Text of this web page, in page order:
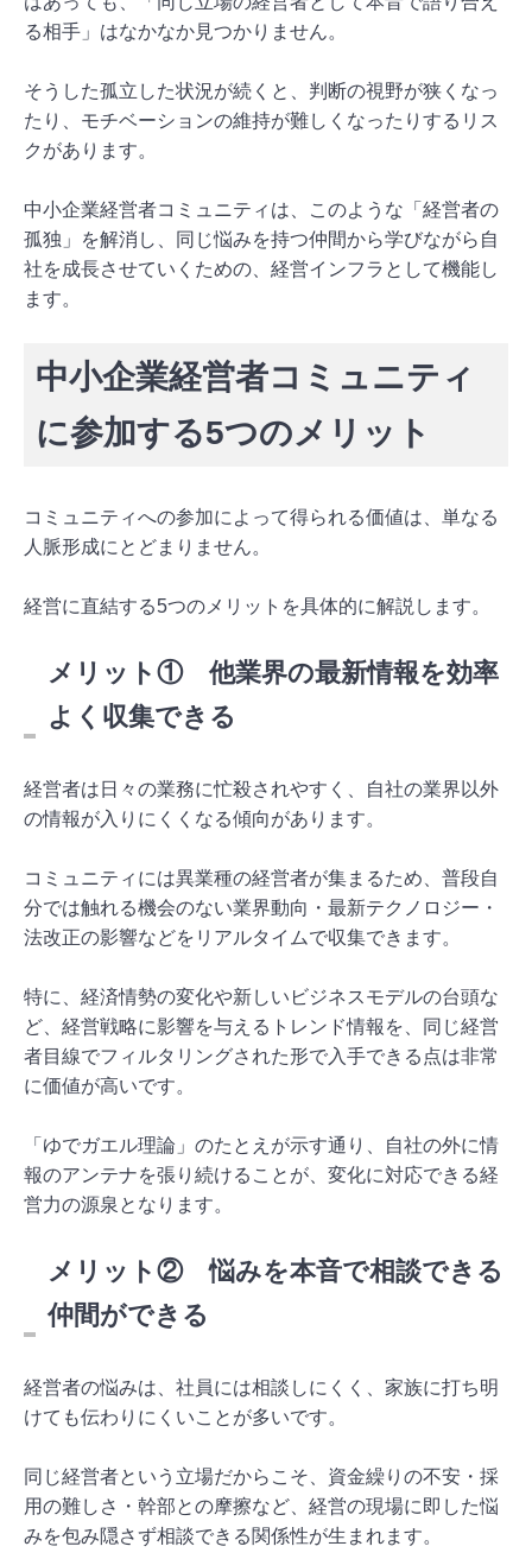
る相手」はなかなか見つかりません。
そうした孤立した状況が続くと、判断の視野が狭くなっ
たり、モチベーションの維持が難しくなったりするリス
クがあります。
中小企業経営者コミュニティは、このような「経営者の
孤独」を解消し、同じ悩みを持つ仲間から学びながら自
社を成長させていくための、経営インフラとして機能し
ます。
中小企業経営者コミュニティ
に参加する5つのメリット
コミュニティへの参加によって得られる価値は、単なる
人脈形成にとどまりません。
経営に直結する5つのメリットを具体的に解説します。
メリット① 他業界の最新情報を効率
よく収集できる
経営者は日々の業務に忙殺されやすく、自社の業界以外
の情報が入りにくくなる傾向があります。
コミュニティには異業種の経営者が集まるため、普段自
分では触れる機会のない業界動向・最新テクノロジー・
法改正の影響などをリアルタイムで収集できます。
特に、経済情勢の変化や新しいビジネスモデルの台頭な
ど、経営戦略に影響を与えるトレンド情報を、同じ経営
者目線でフィルタリングされた形で入手できる点は非常
に価値が高いです。
「ゆでガエル理論」のたとえが示す通り、自社の外に情
報のアンテナを張り続けることが、変化に対応できる経
営力の源泉となります。
メリット② 悩みを本音で相談できる
仲間ができる
経営者の悩みは、社員には相談しにくく、家族に打ち明
けても伝わりにくいことが多いです。
同じ経営者という立場だからこそ、資金繰りの不安・採
用の難しさ・幹部との摩擦など、経営の現場に即した悩
みを包み隠さず相談できる関係性が生まれます。